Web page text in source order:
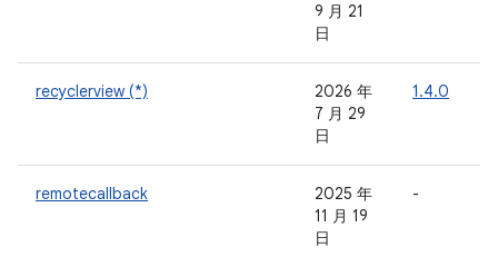
9 月 21
日
recyclerview (*)
2026 年
7 月 29
日
1.4.0
remotecallback
2025 年
11 月 19
日
-